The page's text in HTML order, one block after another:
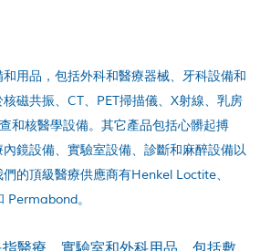
用品，包括外科和醫療器械、牙科設備和
磁共振、CT、PET掃描儀、X射線、乳房
和核醫學設備。其它產品包括心髒起搏
鏡設備、實驗室設備、診斷和麻醉設備以
的頂級醫療供應商有Henkel Loctite、
。